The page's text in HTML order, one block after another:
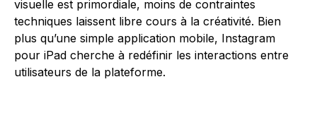
visuelle est primordiale, moins de contraintes
techniques laissent libre cours à la créativité. Bien
plus qu’une simple application mobile, Instagram
pour iPad cherche à redéfinir les interactions entre
utilisateurs de la plateforme.